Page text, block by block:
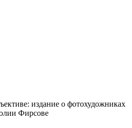
издание о фотохудожниках
Фирсове